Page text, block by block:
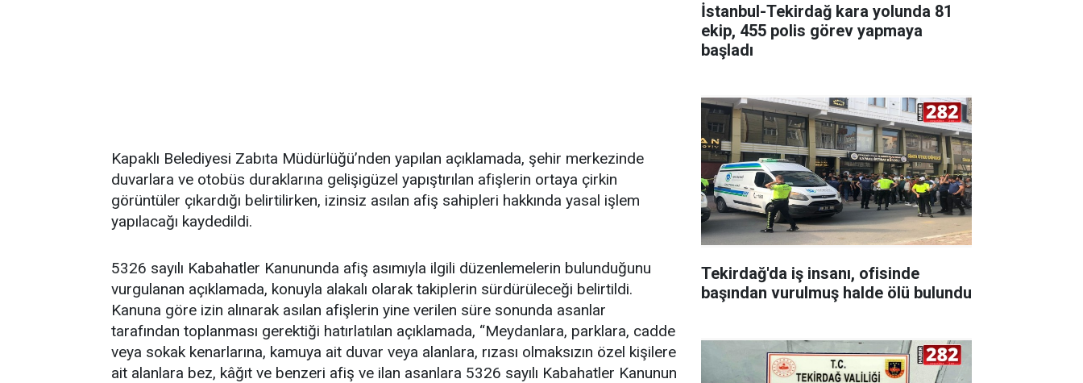
Kapaklı Belediyesi Zabıta Müdürlüğü’nden yapılan açıklamada, şehir merkezinde
duvarlara ve otobüs duraklarına gelişigüzel yapıştırılan afişlerin ortaya çirkin
görüntüler çıkardığı belirtilirken, izinsiz asılan afiş sahipleri hakkında yasal işlem
yapılacağı kaydedildi.
5326 sayılı Kabahatler Kanununda afiş asımıyla ilgili düzenlemelerin bulunduğunu
vurgulanan açıklamada, konuyla alakalı olarak takiplerin sürdürüleceği belirtildi.
Kanuna göre izin alınarak asılan afişlerin yine verilen süre sonunda asanlar
tarafından toplanması gerektiği hatırlatılan açıklamada, “Meydanlara, parklara, cadde
veya sokak kenarlarına, kamuya ait duvar veya alanlara, rızası olmaksızın özel kişilere
ait alanlara bez, kâğıt ve benzeri afiş ve ilan asanlara 5326 sayılı Kabahatler Kanunun
İstanbul-Tekirdağ kara yolunda 81
ekip, 455 polis görev yapmaya
başladı
Tekirdağ'da iş insanı, ofisinde
başından vurulmuş halde ölü bulundu